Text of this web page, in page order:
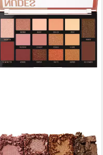
MAYBELLINE NEW YORK
Lidschatten-Palette NUDES